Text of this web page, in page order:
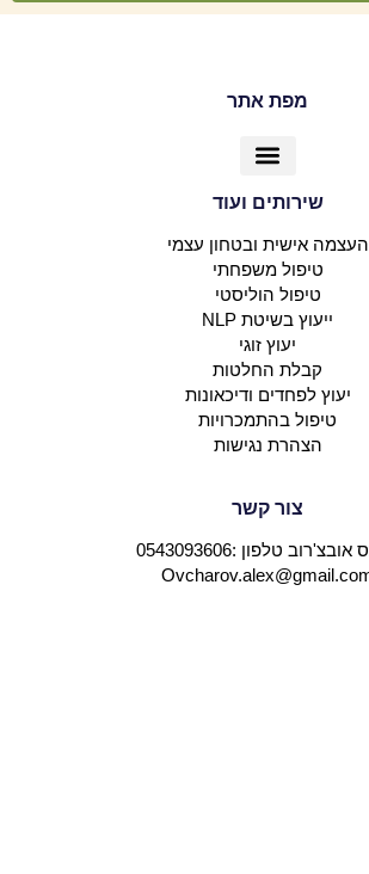
מפת אתר
שירותים ועוד
העצמה אישית ובטחון עצמי
טיפול משפחתי
טיפול הוליסטי
ייעוץ בשיטת NLP
יעוץ זוגי
קבלת החלטות
יעוץ לפחדים ודיכאונות
טיפול בהתמכרויות
הצהרת נגישות
צור קשר
טלפון :0543093606